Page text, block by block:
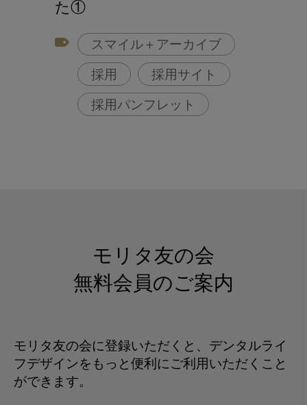
た①
スマイル＋アーカイブ
採用 採用サイト
採用パンフレット
モリタ友の会
無料会員のご案内
モリタ友の会に登録いただくと、デンタルライ
フデザインをもっと便利にご利用いただくこと
ができます。